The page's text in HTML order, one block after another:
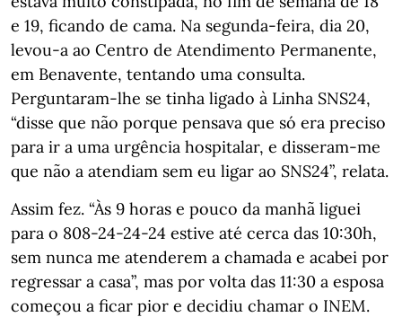
e 19, ficando de cama. Na segunda-feira, dia 20,
levou-a ao Centro de Atendimento Permanente,
em Benavente, tentando uma consulta.
Perguntaram-lhe se tinha ligado à Linha SNS24,
“disse que não porque pensava que só era preciso
para ir a uma urgência hospitalar, e disseram-me
que não a atendiam sem eu ligar ao SNS24”, relata.
Assim fez. “Às 9 horas e pouco da manhã liguei
para o 808-24-24-24 estive até cerca das 10:30h,
sem nunca me atenderem a chamada e acabei por
regressar a casa”, mas por volta das 11:30 a esposa
começou a ficar pior e decidiu chamar o INEM.